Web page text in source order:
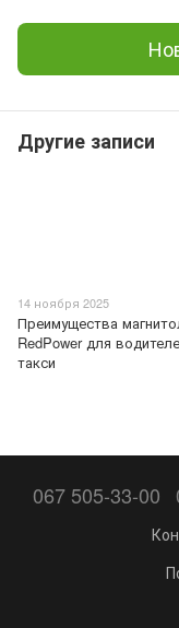
Другие записи
14 ноября 2025
Преимущества
RedPower для
такси
067 505-33-00